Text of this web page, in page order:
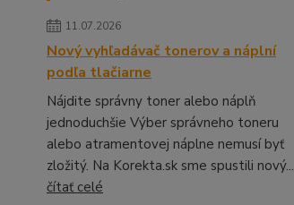
11.07.2026
Nový vyhľadávač tonerov a náplní
podľa tlačiarne
Nájdite správny toner alebo náplň
jednoduchšie Výber správneho toneru
alebo atramentovej náplne nemusí byť
zložitý. Na Korekta.sk sme spustili nový...
čítať celé